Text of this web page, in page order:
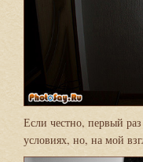
Если честно, первый
условиях, но, на мой